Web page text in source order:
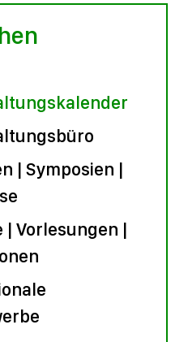
| Symposien |
| Vorlesungen |